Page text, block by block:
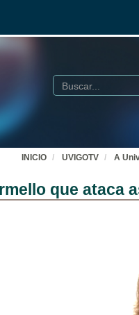
Buscar
INICIO UVIGOTV A
que ataca